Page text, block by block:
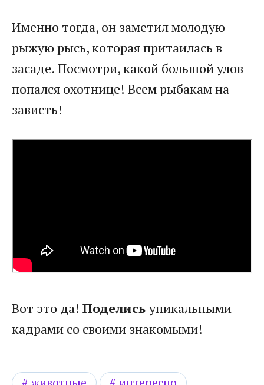
Именно тогда, он заметил молодую
рыжую рысь, которая притаилась в
засаде. Посмотри, какой большой улов
попался охотнице! Всем рыбакам на
зависть!
Вот это да! Поделисьуникальными
кадрами со своими знакомыми!